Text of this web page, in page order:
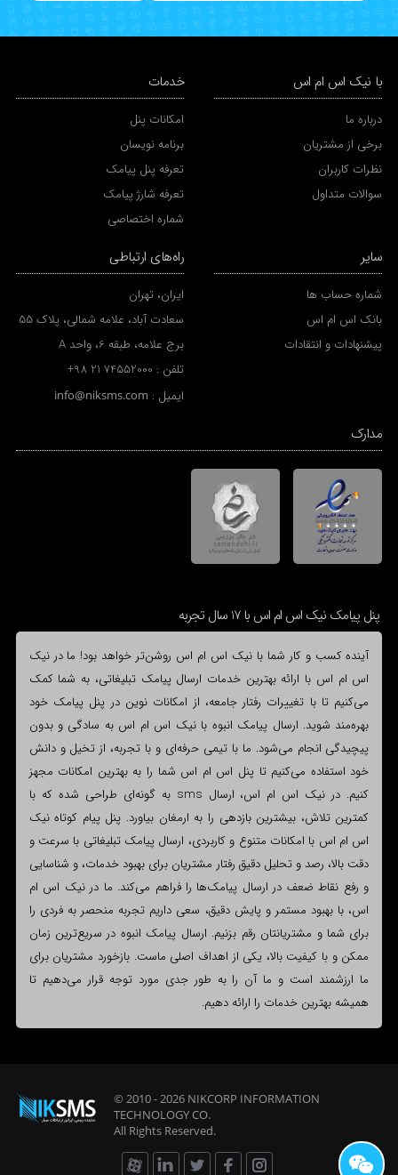
با نیک اس ام اس
درباره ما
برخی از مشتریان
نظرات کاربران
سوالات متداول
خدمات
امکانات پنل
برنامه نویسان
تعرفه پنل پیامک
تعرفه شارژ پیامک
شماره اختصاصی
سایر
شماره حساب ها
بانک اس ام اس
پیشنهادات و انتقادات
راه‌های ارتباطی
ایران، تهران
سعادت آباد، علامه شمالی، پلاک 55
برج علامه، طبقه 6، واحد A
تلفن : +98 21 74552000
ایمیل : info@niksms.com
مدارک
پنل پیامک نیک اس ام اس با 17 سال تجربه
آینده کسب و کار شما با نیک اس ام اس روشن‌تر خواهد بود! ما در نیک
اس ام اس با ارائه بهترین خدمات ارسال پیامک تبلیغاتی، به شما کمک
می‌کنیم تا با تغییرات رفتار جامعه، از امکانات نوین در پنل پیامک خود
بهره‌مند شوید. ارسال پیامک انبوه با نیک اس ام اس به سادگی و بدون
پیچیدگی انجام می‌شود. ما با تیمی حرفه‌ای و با تجربه، از تخیل و دانش
خود استفاده می‌کنیم تا پنل اس ام اس شما را به بهترین امکانات مجهز
کنیم. در نیک اس ام اس، ارسال sms به گونه‌ای طراحی شده که با
کمترین تلاش، بیشترین بازدهی را به ارمغان بیاورد. پنل پیام کوتاه نیک
اس ام اس با امکانات متنوع و کاربردی، ارسال پیامک تبلیغاتی با سرعت و
دقت بالا، رصد و تحلیل دقیق رفتار مشتریان برای بهبود خدمات، و شناسایی
و رفع نقاط ضعف در ارسال پیامک‌ها را فراهم می‌کند. ما در نیک اس ام
اس، با بهبود مستمر و پایش دقیق، سعی داریم تجربه منحصر به فردی را
برای شما و مشتریانتان رقم بزنیم. ارسال پیامک انبوه در سریع‌ترین زمان
ممکن و با کیفیت بالا، یکی از اهداف اصلی ماست. بازخورد مشتریان برای
ما ارزشمند است و ما آن را به طور جدی مورد توجه قرار می‌دهیم تا
همیشه بهترین خدمات را ارائه دهیم.
© 2010 - 2026 NIKCORP INFORMATION
TECHNOLOGYCO.
All Rights Reserved.